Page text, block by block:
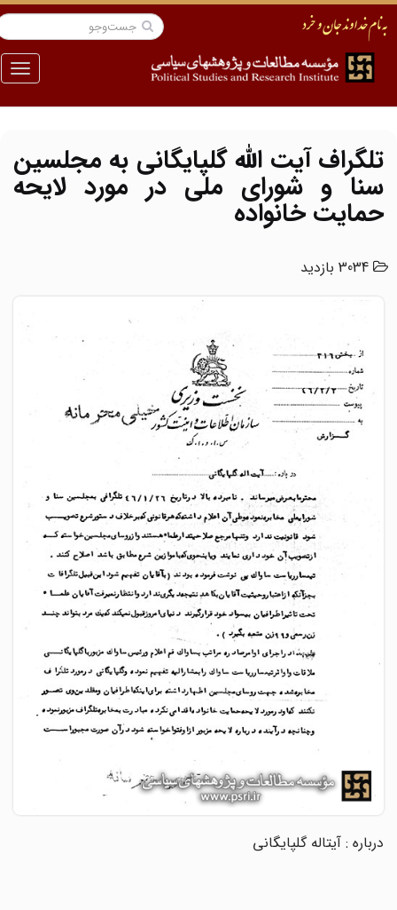
منو
تلگراف آیت الله گلپایگانی به مجلسین
سنا و شورای ملی در مورد لایحه
حمایت خانواده
3034 بازدید
درباره : آیت‏اله گلپایگانى